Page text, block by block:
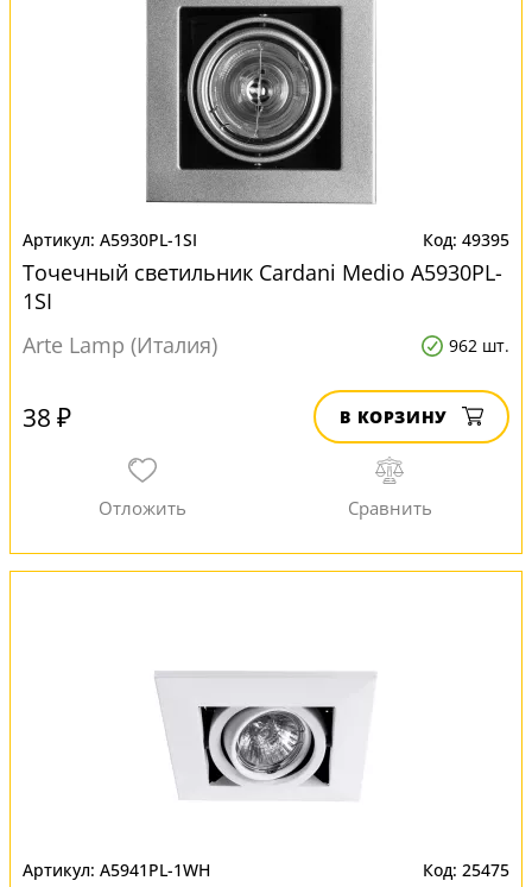
A5930PL-1SI 49395
Точечный светильник Cardani Medio A5930PL-
1SI
Arte Lamp (Италия)
962 шт.
38 ₽ В КОРЗИНУ
A5941PL-1WH 25475